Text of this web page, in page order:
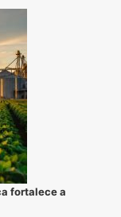
fortalece a